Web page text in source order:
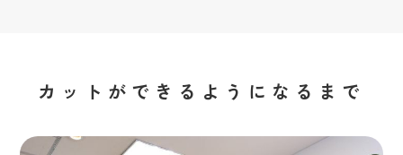
カットができるようになるまで